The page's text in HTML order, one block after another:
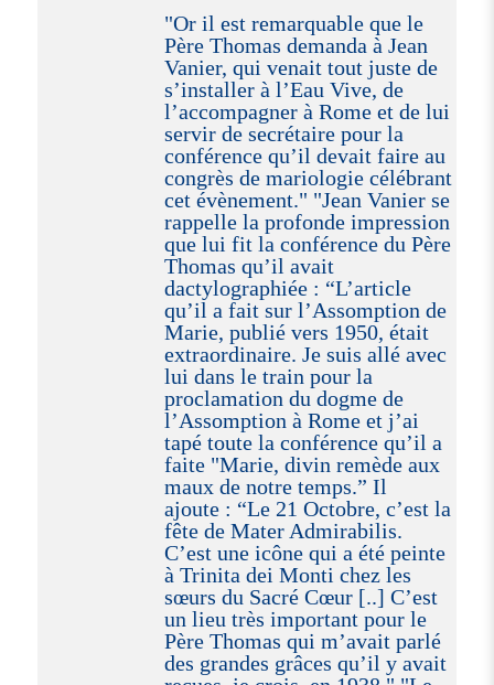
"Or il est remarquable que le
Père Thomas demanda à Jean
Vanier, qui venait tout juste de
s’installer à l’Eau Vive, de
l’accompagner à Rome et de lui
servir de secrétaire pour la
conférence qu’il devait faire au
congrès de mariologie célébrant
cet évènement." "Jean Vanier se
rappelle la profonde impression
que lui fit la conférence du Père
Thomas qu’il avait
dactylographiée : “L’article
qu’il a fait sur l’Assomption de
Marie, publié vers 1950, était
extraordinaire. Je suis allé avec
lui dans le train pour la
proclamation du dogme de
l’Assomption à Rome et j’ai
tapé toute la conférence qu’il a
faite "Marie, divin remède aux
maux de notre temps.” Il
ajoute : “Le 21 Octobre, c’est la
fête de Mater Admirabilis.
C’est une icône qui a été peinte
à Trinita dei Monti chez les
sœurs du Sacré Cœur [..] C’est
un lieu très important pour le
Père Thomas qui m’avait parlé
des grandes grâces qu’il y avait